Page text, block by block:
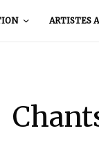
ARTISTES